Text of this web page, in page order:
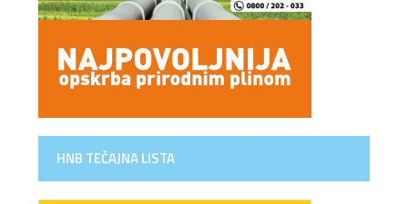
HNB TEČAJNA LISTA